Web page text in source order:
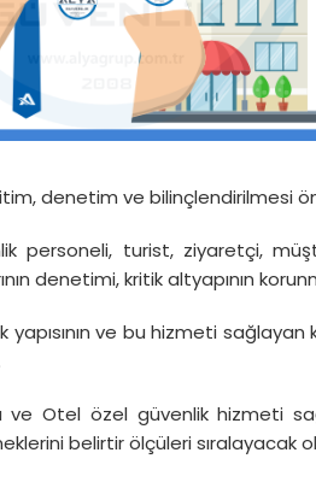
denetim ve bilinçlendirilmesi
personeli, turist, ziyaretçi,
denetimi, kritik altyapının
yapısının ve bu hizmeti
ve Otel özel güvenlik hizmeti
belirtir ölçüleri sıralayacak